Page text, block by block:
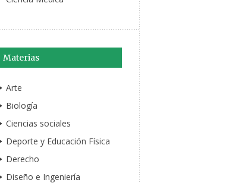
Materias
Arte
Biología
Ciencias sociales
Deporte y Educación Física
Derecho
Diseño e Ingeniería